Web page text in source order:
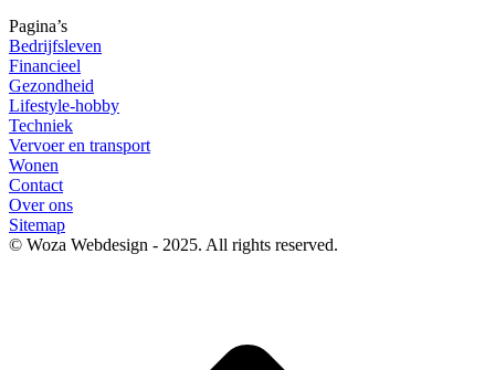
Pagina’s
Bedrijfsleven
Financieel
Gezondheid
Lifestyle-hobby
Techniek
Vervoer en transport
Wonen
Contact
Over ons
Sitemap
© Woza Webdesign - 2025. All rights reserved.